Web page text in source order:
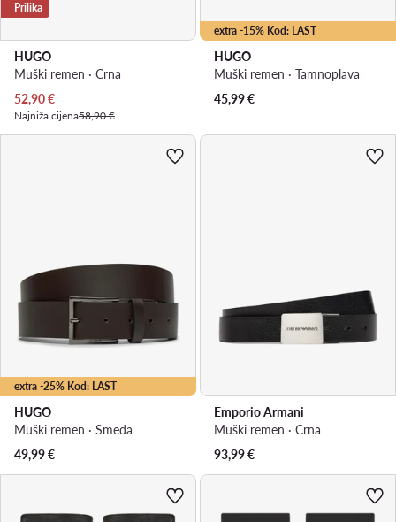
Prilika
HUGO
Muški remen · Crna
Trenutna cijena
52,90€
Najniža cijena58,90 €
extra -15% Kod: LAST
HUGO
Muški remen · Tamnoplava
45,99€
extra -25% Kod: LAST
HUGO
Muški remen · Smeđa
49,99€
Emporio Armani
Muški remen · Crna
93,99€